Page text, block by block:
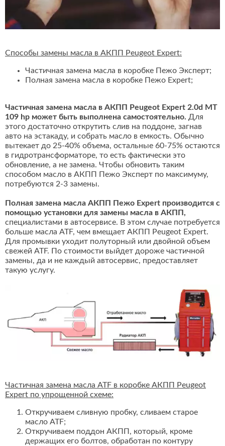
Способы замены масла в АКПП Peugeot Expert:
Частичная замена масла в коробке Пежо Эксперт;
Полная замена масла в коробке Пежо Expert;
Частичная замена масла в АКПП Peugeot Expert 2.0d MT
109 hp может быть выполнена самостоятельно. Для
этого достаточно открутить слив на поддоне, загнав
авто на эстакаду, и собрать масло в емкость. Обычно
вытекает до 25-40% объема, остальные 60-75% остаются
в гидротрансформаторе, то есть фактически это
обновление, а не замена. Чтобы обновить таким
способом масло в АКПП Пежо Эксперт по максимуму,
потребуются 2-3 замены.
Полная замена масла АКПП Пежо Expert производится с
помощью установки для замены масла в АКПП,
специалистами в автосервисе. В этом случае потребуется
больше масла ATF, чем вмещает АКПП Peugeot Expert.
Для промывки уходит полуторный или двойной объем
свежей ATF. По стоимости выйдет дороже частичной
замены, да и не каждый автосервис, предоставляет
такую услугу.
Частичная замена масла ATF в коробке АКПП Peugeot
Expert по упрощенной схеме:
Откручиваем сливную пробку, сливаем старое
масло ATF;
Откручиваем поддон АКПП, который, кроме
держащих его болтов, обработан по контуру